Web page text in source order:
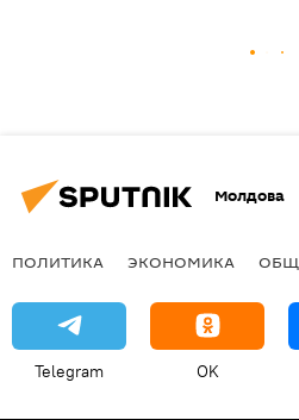
Молдова
ПОЛИТИКА ЭКОНОМИКА
Telegram OK